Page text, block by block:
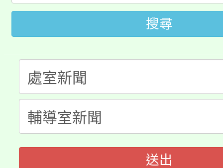
開!
115年桃園市運動會8/
田徑場及游泳池舉行。
桃園市低收入戶享有免
視費優惠，中低收入戶
半價優惠，詳情可洽有
者。
大園自造教育及科技中
份教師增能研習
大溪自造教育及科技中
份教師研習
淨零綠生活教案入校路
會
搜尋
送出